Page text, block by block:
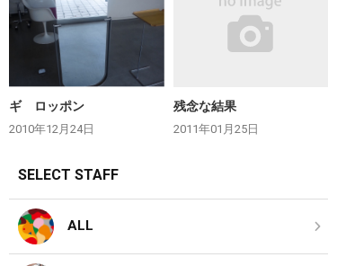
ギ ロッポン
2010年12月24日
残念な結果
2011年01月25日
SELECT STAFF
ALL